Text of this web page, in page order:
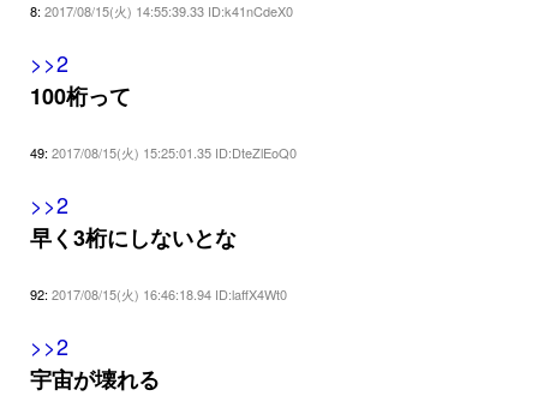
8: 2017/08/15(火) 14:55:39.33 ID:k41nCdeX0
>>2
100桁って
49: 2017/08/15(火) 15:25:01.35 ID:DteZlEoQ0
>>2
早く3桁にしないとな
92: 2017/08/15(火) 16:46:18.94 ID:laffX4Wt0
>>2
宇宙が壊れる